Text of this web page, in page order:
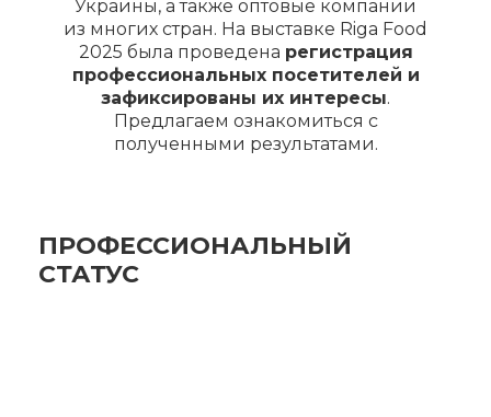
Украины, а также оптовые компании
из многих стран. На выставке Riga Food
2025 была проведена регистрация
профессиональных посетителей и
зафиксированы их интересы.
Предлагаем ознакомиться с
полученными результатами.
ПРОФЕССИОНАЛЬНЫЙ
СТАТУС